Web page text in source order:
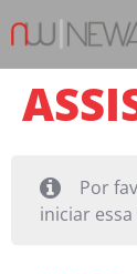
Por
iniciar essa